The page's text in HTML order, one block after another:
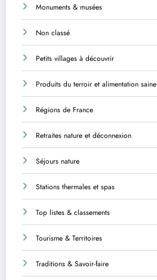
Monuments & musées
Non classé
Petits villages à découvrir
Produits du terroir et alimentation saine
Régions de France
Retraites nature et déconnexion
Séjours nature
Stations thermales et spas
Top listes & classements
Tourisme & Territoires
Traditions & Savoir-faire